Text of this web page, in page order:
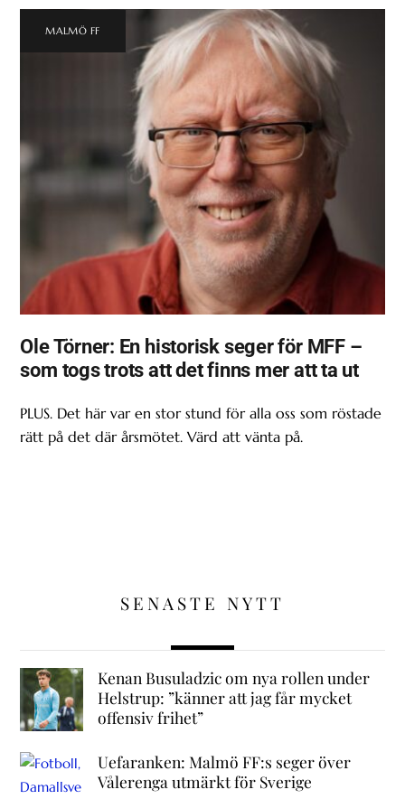
MALMÖ FF
Ole Törner: En historisk seger för MFF –
som togs trots att det finns mer att ta ut
PLUS. Det här var en stor stund för alla oss som röstade
rätt på det där årsmötet. Värd att vänta på.
SENASTE NYTT
Kenan Busuladzic om nya rollen under
Helstrup: ”känner att jag får mycket
offensiv frihet”
Uefaranken: Malmö FF:s seger över
Vålerenga utmärkt för Sverige